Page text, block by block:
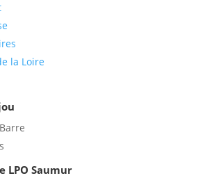
la Loire
LPO Saumur